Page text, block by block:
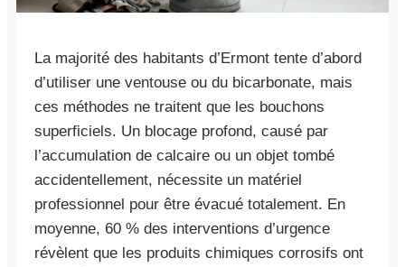
La majorité des habitants d’Ermont tente d’abord
d’utiliser une ventouse ou du bicarbonate, mais
ces méthodes ne traitent que les bouchons
superficiels. Un blocage profond, causé par
l’accumulation de calcaire ou un objet tombé
accidentellement, nécessite un matériel
professionnel pour être évacué totalement. En
moyenne, 60 % des interventions d’urgence
révèlent que les produits chimiques corrosifs ont